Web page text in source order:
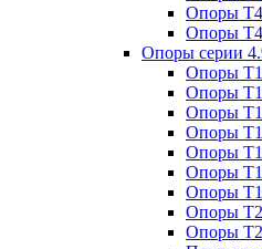
Опоры
Опоры
Опоры серии
Опоры
Опоры
Опоры
Опоры
Опоры
Опоры
Опоры
Опоры
Опоры